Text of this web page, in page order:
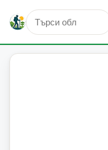
спорт Рибарица